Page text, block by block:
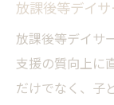
放課後等デイ
放課後等デイサ
支援の質向上に
だけでなく、子